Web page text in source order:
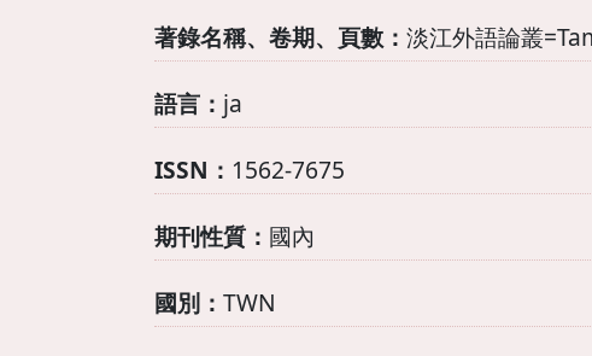
著錄名稱、卷期、頁數： 淡江外語論叢
語言： ja
ISSN： 1562-7675
期刊性質： 國內
國別： TWN